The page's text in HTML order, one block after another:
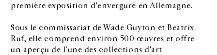
première exposition d'envergure en Allemagne.
Sous le commissariat de Wade Guyton et Beatrix
Ruf, elle comprend environ 500 œuvres et offre
un aperçu de l'une des collections d'art